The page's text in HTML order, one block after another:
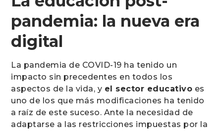
pandemia: la nueva era
digital
La pandemia de COVID-19 ha tenido un
impacto sin precedentes en todos los
aspectos de la vida, y el sector educativo es
uno de los que más modificaciones ha tenido
a raíz de este suceso. Ante la necesidad de
adaptarse a las restricciones impuestas por la